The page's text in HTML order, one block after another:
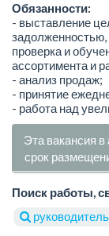
Обязанности:
- выставление
задолженностью,
проверка и
ассортимента и
- анализ продаж;
- принятие
- работа над
Эта вакансия в
срок
Поиск работы,
руководитель